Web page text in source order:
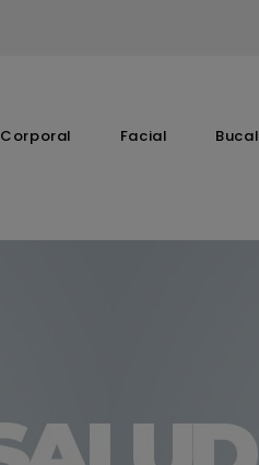
Corporal Facial Bucal